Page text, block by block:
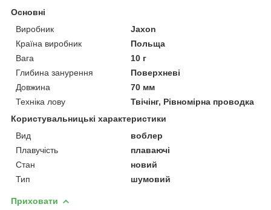
Основні
Виробник
Jaxon
Країна виробник
Польща
Вага
10 г
Глибина занурення
Поверхневі
Довжина
70 мм
Техніка лову
Твічінг, Рівномірна проводка
Користувальницькі характеристики
Вид
воблер
Плавучість
плаваючі
Стан
новий
Тип
шумовий
Приховати